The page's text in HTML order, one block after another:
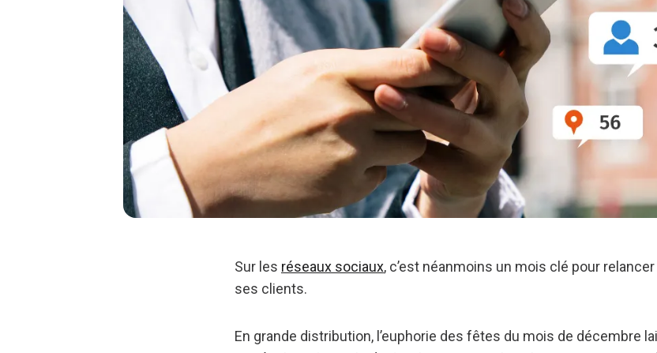
Sur les réseaux sociaux, c’est néanmoins un mois clé pour
ses clients.
En grande distribution, l’euphorie des fêtes du mois de décembre